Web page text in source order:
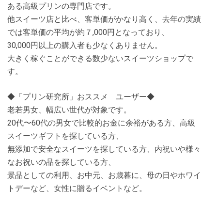
ある高級プリンの専門店です。
他スイーツ店と比べ、客単価がかなり高く、去年の実績
では客単価の平均が約７,000円となっており、
30,000円以上の購入者も少なくありません。
大きく稼ぐことができる数少ないスイーツショップで
す。
◆「プリン研究所」おススメ ユーザー◆
老若男女、幅広い世代が対象です。
20代〜60代の男女で比較的お金に余裕がある方、高級
スイーツギフトを探している方、
無添加で安全なスイーツを探している方、内祝いや様々
なお祝いの品を探している方、
景品としての利用、お中元、お歳暮に、母の日やホワイ
トデーなど、女性に贈るイベントなど。